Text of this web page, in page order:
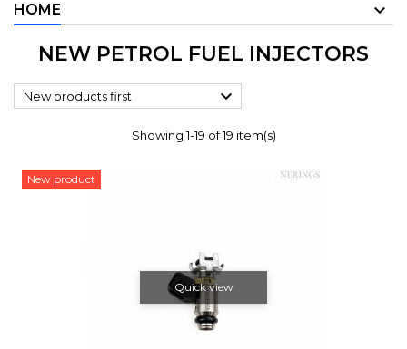
HOME
NEW PETROL FUEL INJECTORS
New products first 
Showing 1-19 of 19 item(s)
New product
Quick view